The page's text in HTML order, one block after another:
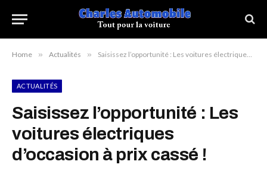
Home » Actualités » Saisissez l’opportunité : Les voitures électriques d’occasion à prix cassé !
ACTUALITÉS
Saisissez l’opportunité : Les
voitures électriques
d’occasion à prix cassé !